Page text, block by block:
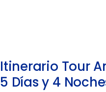
Itinerario Tour
5 Días y 4